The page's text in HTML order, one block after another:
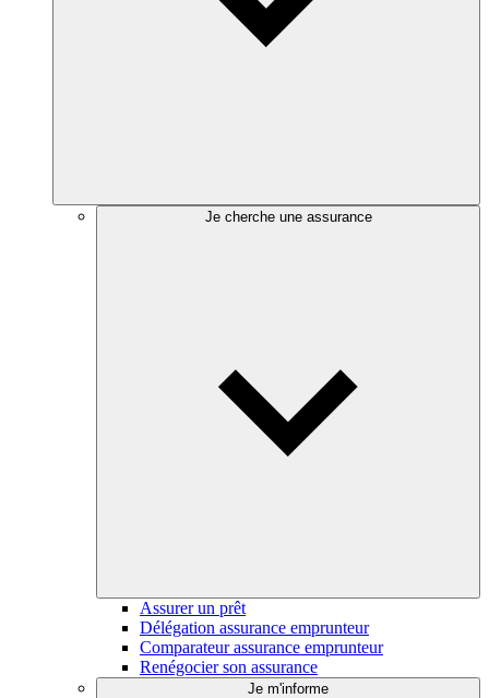
Je cherche une assurance
Assurer un prêt
Délégation assurance emprunteur
Comparateur assurance emprunteur
Renégocier son assurance
Je m'informe